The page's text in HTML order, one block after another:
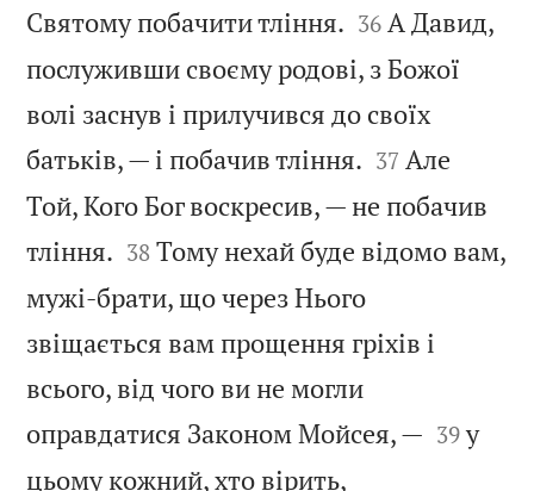
Святому побачити тління. 

36 А Давид,
послуживши своєму родові, з Божої
волі заснув і прилучився до своїх
батьків, — і побачив тління. 

37 Але
Той, Кого Бог воскресив, — не побачив
тління. 

38 Тому нехай буде відомо вам,
мужі-брати, що через Нього
звіщається вам прощення гріхів і
всього, від чого ви не могли
оправдатися Законом Мойсея, — 

39 у
цьому кожний, хто вірить,